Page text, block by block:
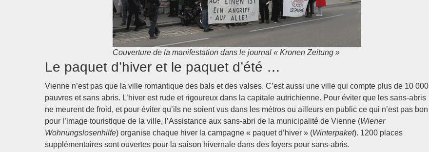
Couverture de la manifestation dans le journal « Kronen Zeitung »
Le paquet d’hiver et le paquet d’été …
Vienne n’est pas que la ville romantique des bals et des valses. C’est aussi une ville qui compte plus de 10 000
pauvres et sans abris. L’hiver est rude et rigoureux dans la capitale autrichienne. Pour éviter que les sans-abris
ne meurent de froid, et pour éviter qu’ils ne soient vus dans les métros ou ailleurs en public ce qui n’est pas bon
pour l’image touristique de la ville, l’Assistance aux sans-abri de la municipalité de Vienne (Wiener
Wohnungslosenhilfe) organise chaque hiver la campagne « paquet d’hiver » (Winterpaket). 1200 places
supplémentaires sont ouvertes pour la saison hivernale dans des foyers pour sans-abris.